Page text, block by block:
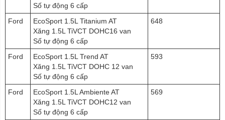
Số tự động 6 cấp
Ford
EcoSport 1.5L Titanium AT
Xăng 1.5L TiVCT DOHC16 van
Số tự động 6 cấp
648
Ford
EcoSport 1.5L Trend AT
Xăng 1.5L TiVCT DOHC 12 van
Số tự động 6 cấp
593
Ford
EcoSport 1.5L Ambiente AT
Xăng 1.5L TiVCT DOHC12 van
Số tự động 6 cấp
569